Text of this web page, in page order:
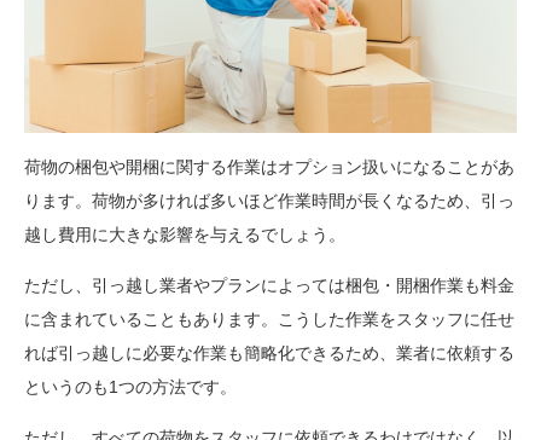
荷物の梱包や開梱に関する作業はオプション扱いになることがあ
ります。荷物が多ければ多いほど作業時間が長くなるため、引っ
越し費用に大きな影響を与えるでしょう。
ただし、引っ越し業者やプランによっては梱包・開梱作業も料金
に含まれていることもあります。こうした作業をスタッフに任せ
れば引っ越しに必要な作業も簡略化できるため、業者に依頼する
というのも1つの方法です。